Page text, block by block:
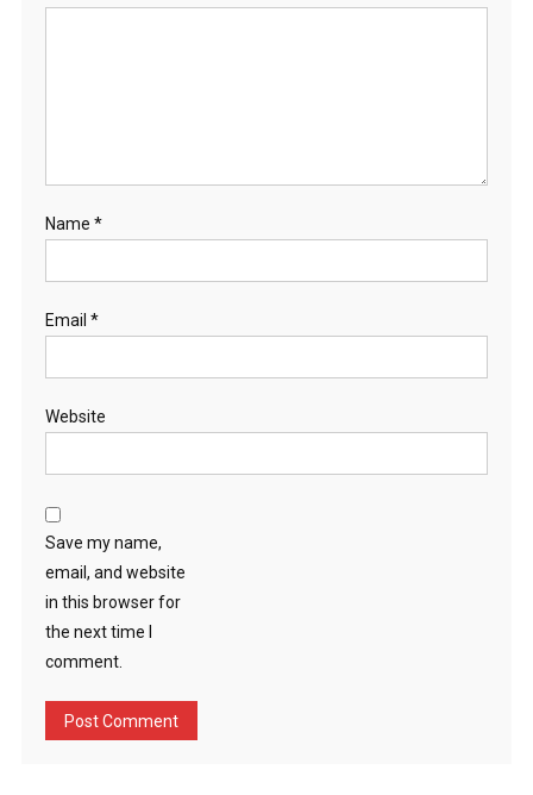
Name *
Email *
Website
Save my name,
email, and website
in this browser for
the next time I
comment.